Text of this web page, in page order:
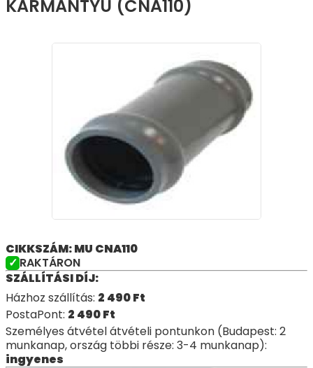
KARMANTYÚ (CNA110)
CIKKSZÁM: MU CNA110
RAKTÁRON
SZÁLLÍTÁSI DÍJ:
Házhoz szállítás: 2 490Ft
PostaPont: 2 490Ft
Személyes átvétel átvételi pontunkon (Budapest: 2
munkanap, ország többi része: 3-4 munkanap):
ingyenes